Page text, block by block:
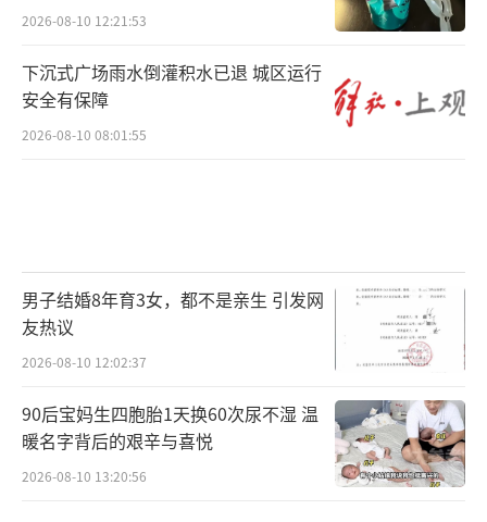
2026-08-10 12:21:53
下沉式广场雨水倒灌积水已退 城区运行
安全有保障
2026-08-10 08:01:55
男子结婚8年育3女，都不是亲生 引发网
友热议
2026-08-10 12:02:37
90后宝妈生四胞胎1天换60次尿不湿 温
暖名字背后的艰辛与喜悦
2026-08-10 13:20:56